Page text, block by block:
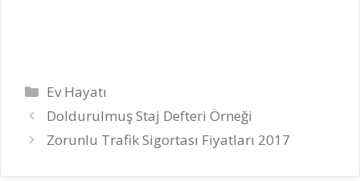
Kategoriler
Ev Hayatı
Doldurulmuş Staj Defteri Örneği
Zorunlu Trafik Sigortası Fiyatları 2017